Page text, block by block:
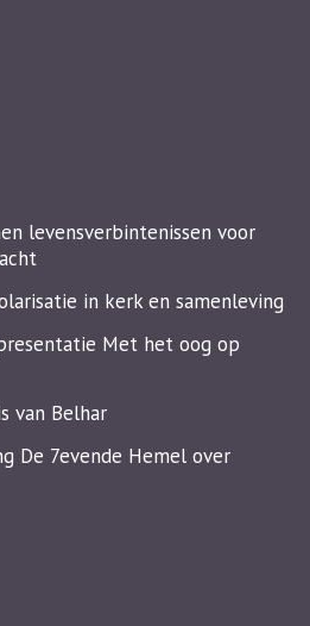
levensverbintenissen voor
in kerk en samenleving
Met het oog op
van Belhar
De 7evende Hemel over